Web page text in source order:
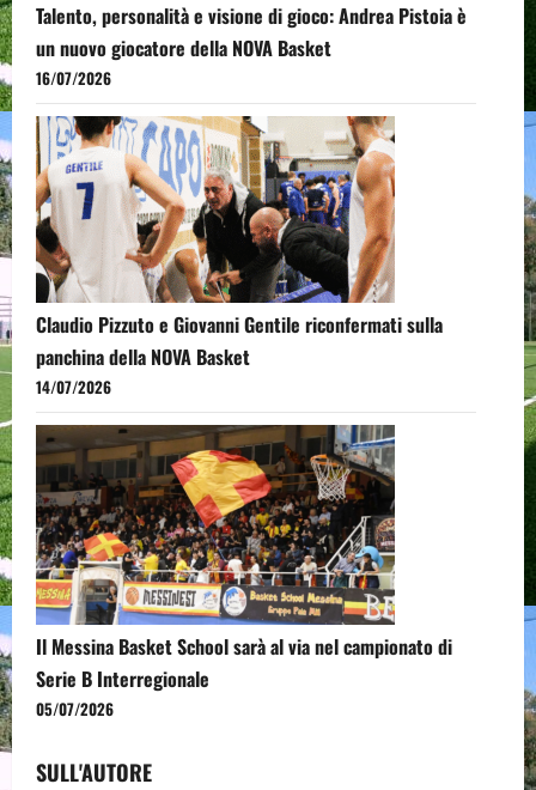
Talento, personalità e visione di gioco: Andrea Pistoia è
un nuovo giocatore della NOVA Basket
16/07/2026
Claudio Pizzuto e Giovanni Gentile riconfermati sulla
panchina della NOVA Basket
14/07/2026
Il Messina Basket School sarà al via nel campionato di
Serie B Interregionale
05/07/2026
SULL'AUTORE